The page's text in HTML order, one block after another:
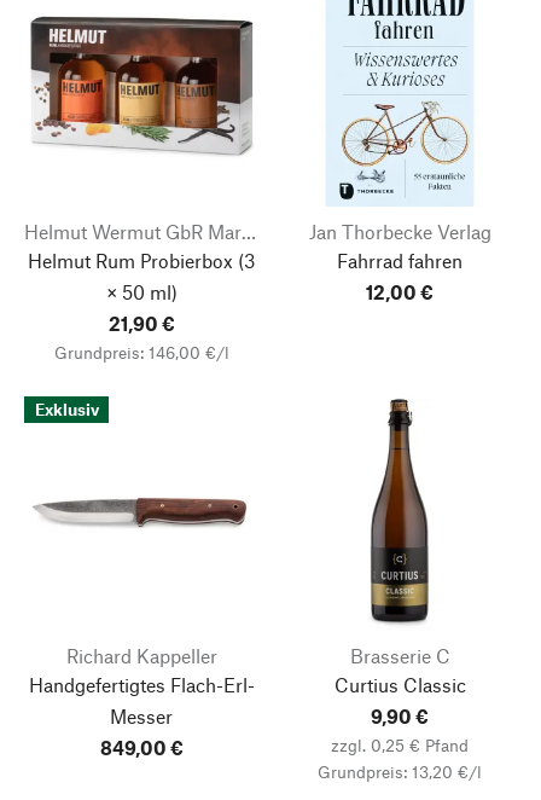
Helmut Rum Probierbox (3
× 50 ml)
21,90 €
Grundpreis: 146,00 €/l
Jan Thorbecke Verlag
Fahrrad fahren
12,00 €
Exklusiv
Richard Kappeller
Handgefertigtes Flach-Erl-
Messer
849,00 €
Brasserie C
Curtius Classic
9,90 €
zzgl. 0,25 € Pfand
Grundpreis: 13,20 €/l